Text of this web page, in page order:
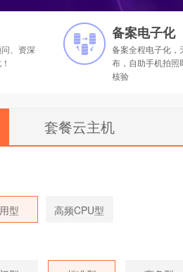
、资深
备案电子化
备案全程电子化，
布，自助手机拍照
核验
套餐云主机